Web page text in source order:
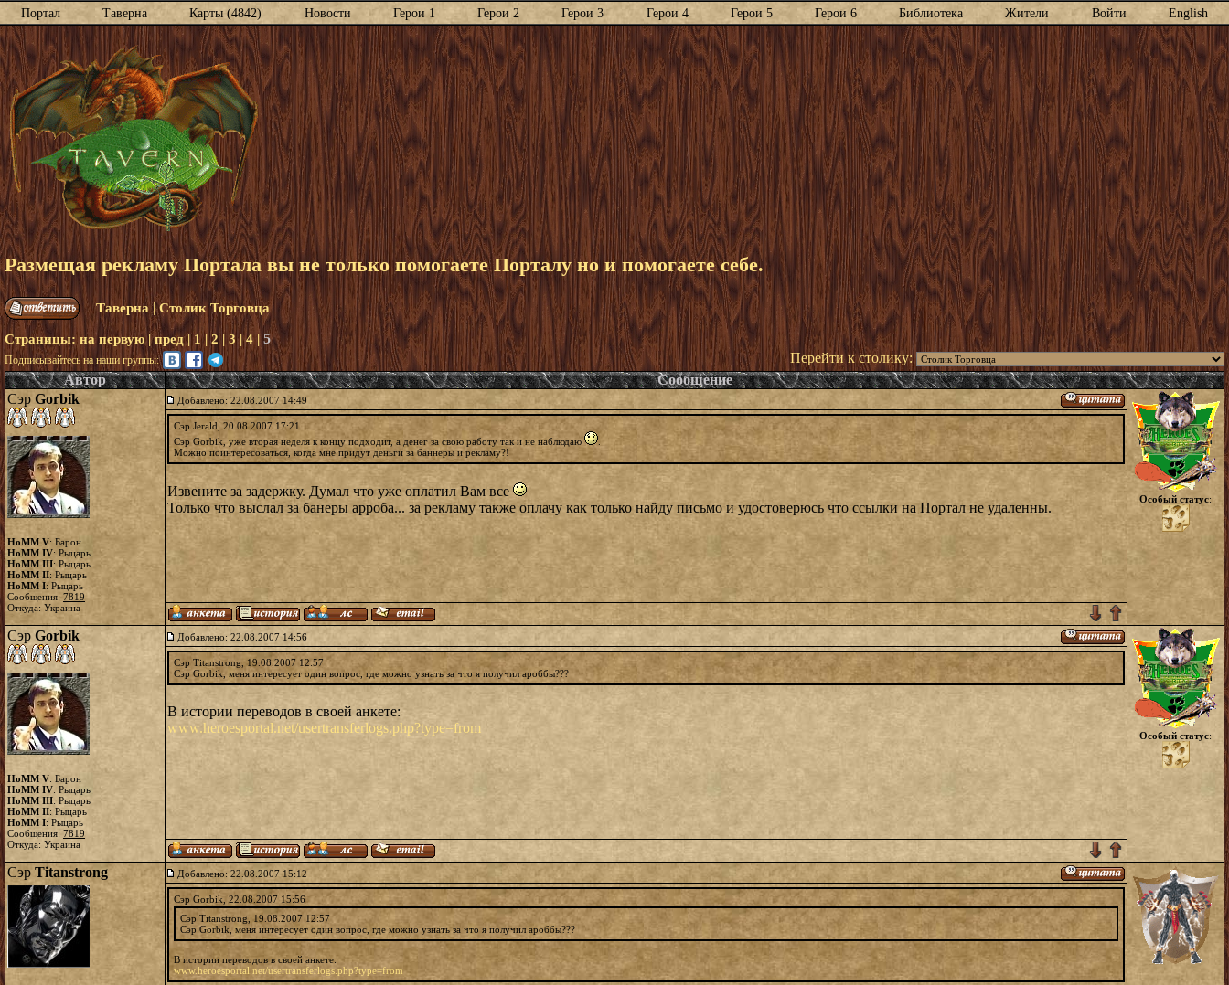
Портал Таверна Карты (4842) Новости Герои 1 Герои 2 Герои 3 Герои 4 Герои 5 Герои 6 Библиотека Жители Войти English
Размещая рекламу Портала вы не только помогаете Порталу но и помогаете себе.
Таверна|Столик Торговца
Страницы: на первую|пред|1| 2 | 3|4 | 5
Подписывайтесь на наши группы:
Перейти к столику:
Автор
Сообщение
Сэр Gorbik
HoMM V: Барон
HoMM IV: Рыцарь
HoMM III: Рыцарь
HoMM II: Рыцарь
HoMM I: Рыцарь
Сообщения: 7819
Откуда: Украина
Добавлено: 22.08.2007 14:49
Сэр Jerald, 20.08.2007 17:21
Сэр Gorbik, уже вторая неделя к концу подходит, а денег за свою работу так и не наблюдаю
Можно поинтересоваться, когда мне придут деньги за баннеры и рекламу?!
Извените за задержку. Думал что уже оплатил Вам все
Только что выслал за банеры арроба... за рекламу также оплачу как только найду письмо и удостоверюсь что ссылки на Портал не удаленны.
Особый статус:
Сэр Gorbik
HoMM V: Барон
HoMM IV: Рыцарь
HoMM III: Рыцарь
HoMM II: Рыцарь
HoMM I: Рыцарь
Сообщения: 7819
Откуда: Украина
Добавлено: 22.08.2007 14:56
Сэр Titanstrong, 19.08.2007 12:57
Сэр Gorbik, меня интересует один вопрос, где можно узнать за что я получил ароббы???
В истории переводов в своей анкете:
www.heroesportal.net/usertransferlogs.php?type=from
Особый статус:
Сэр Titanstrong Добавлено: 22.08.2007 15:12
Сэр Gorbik, 22.08.2007 15:56
Сэр Titanstrong, 19.08.2007 12:57
Сэр Gorbik, меня интересует один вопрос, где можно узнать за что я получил ароббы???
В истории переводов в своей анкете:
www.heroesportal.net/usertransferlogs.php?type=from